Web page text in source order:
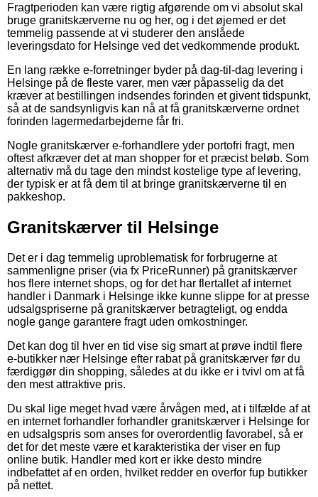
Fragtperioden kan være rigtig afgørende om vi absolut skal
bruge granitskærverne nu og her, og i det øjemed er det
temmelig passende at vi studerer den anslåede
leveringsdato for Helsinge ved det vedkommende produkt.
En lang række e-forretninger byder på dag-til-dag levering i
Helsinge på de fleste varer, men vær påpasselig da det
kræver at bestillingen indsendes forinden et givent tidspunkt,
så at de sandsynligvis kan nå at få granitskærverne ordnet
forinden lagermedarbejderne får fri.
Nogle granitskærver e-forhandlere yder portofri fragt, men
oftest afkræver det at man shopper for et præcist beløb. Som
alternativ må du tage den mindst kostelige type af levering,
der typisk er at få dem til at bringe granitskærverne til en
pakkeshop.
Granitskærver til Helsinge
Det er i dag temmelig uproblematisk for forbrugerne at
sammenligne priser (via fx PriceRunner) på granitskærver
hos flere internet shops, og for det har flertallet af internet
handler i Danmark i Helsinge ikke kunne slippe for at presse
udsalgspriserne på granitskærver betragteligt, og endda
nogle gange garantere fragt uden omkostninger.
Det kan dog til hver en tid vise sig smart at prøve indtil flere
e-butikker nær Helsinge efter rabat på granitskærver før du
færdiggør din shopping, således at du ikke er i tvivl om at få
den mest attraktive pris.
Du skal lige meget hvad være årvågen med, at i tilfælde af at
en internet forhandler forhandler granitskærver i Helsinge for
en udsalgspris som anses for overordentlig favorabel, så er
det for det meste være et karakteristika der viser en fup
online butik. Handler med kort er ikke desto mindre
indbefattet af en orden, hvilket redder en overfor fup butikker
på nettet.